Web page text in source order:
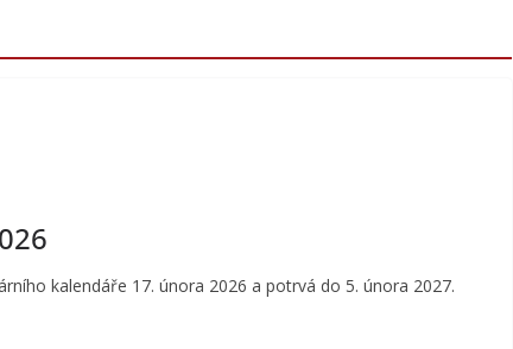
kalendáře 17. února 2026 a potrvá do 5. února 2027.